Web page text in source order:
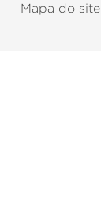
Mapa do site